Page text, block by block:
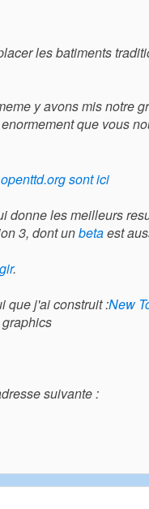
les batiments
y avons mis notre
que vous
sont ici
donne les meilleurs
3, dont unbetaest
.
que j'ai construit :New
suivante :